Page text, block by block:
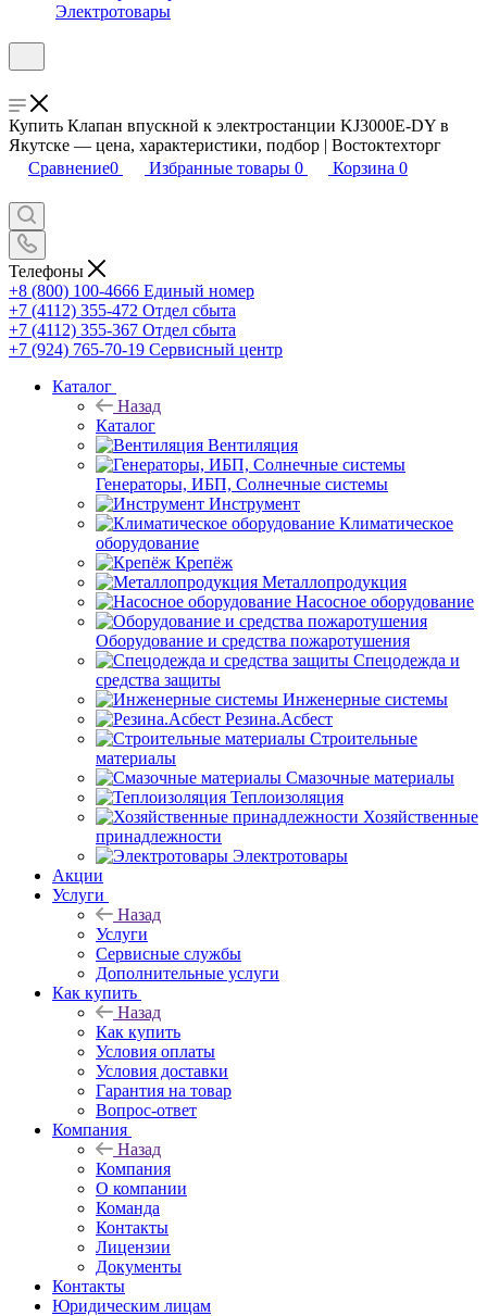
Электротовары
Купить Клапан впускной к электростанции KJ3000E-DY в
Якутске — цена, характеристики, подбор | Востоктехторг
Сравнение0 Избранные товары 0 Корзина 0
Телефоны
+8 (800) 100-4666 Единый номер
+7 (4112) 355-472 Отдел сбыта
+7 (4112) 355-367 Отдел сбыта
+7 (924) 765-70-19 Сервисный центр
Каталог
Назад
Каталог
Вентиляция
Генераторы, ИБП, Солнечные системы
Инструмент
Климатическое
оборудование
Крепёж
Металлопродукция
Насосное оборудование
Оборудование и средства пожаротушения
Спецодежда и
средства защиты
Инженерные системы
Резина.Асбест
Строительные
материалы
Смазочные материалы
Теплоизоляция
Хозяйственные
принадлежности
Электротовары
Акции
Услуги
Назад
Услуги
Сервисные службы
Дополнительные услуги
Как купить
Назад
Как купить
Условия оплаты
Условия доставки
Гарантия на товар
Вопрос-ответ
Компания
Назад
Компания
О компании
Команда
Контакты
Лицензии
Документы
Контакты
Юридическим лицам